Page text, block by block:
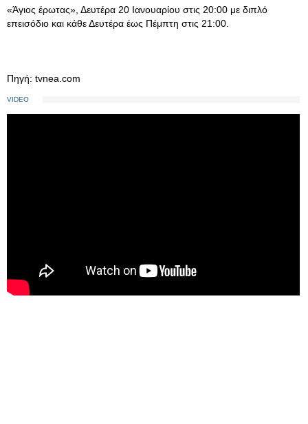
«Άγιος έρωτας», Δευτέρα 20 Ιανουαρίου στις 20:00 με διπλό
επεισόδιο και κάθε Δευτέρα έως Πέμπτη στις 21:00.
Πηγή: tvnea.com
VIDEO